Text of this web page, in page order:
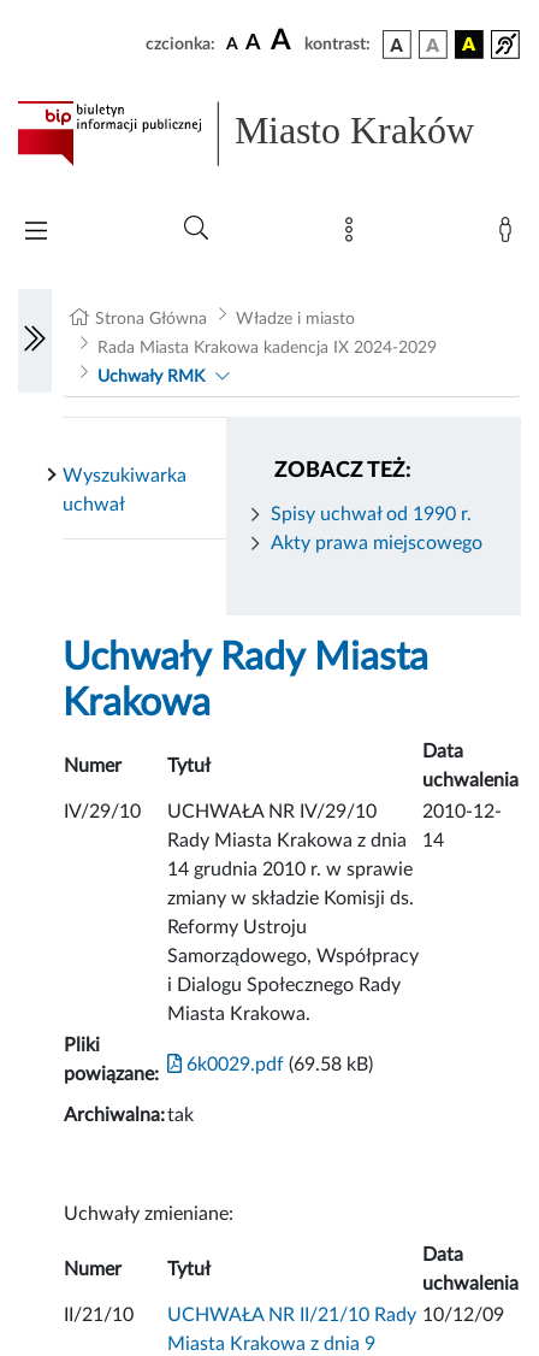
czcionka: A A A kontrast:
Miasto Kraków
Strona Główna
Władze i miasto
Rada Miasta Krakowa kadencja IX 2024-2029
Uchwały RMK
ZOBACZ TEŻ:
Spisy uchwał od 1990 r.
Akty prawa miejscowego
Wyszukiwarka
uchwał
Uchwały Rady Miasta
Krakowa
Numer Tytuł
Data
uchwalenia
IV/29/10
UCHWAŁA NR IV/29/10
Rady Miasta Krakowa z dnia
14 grudnia 2010 r. w sprawie
zmiany w składzie Komisji ds.
Reformy Ustroju
Samorządowego, Współpracy
i Dialogu Społecznego Rady
Miasta Krakowa.
2010-12-
14
Pliki
powiązane:
6k0029.pdf (69.58 kB)
Archiwalna:tak
Uchwały zmieniane:
Numer Tytuł
Data
uchwalenia
II/21/10
UCHWAŁA NR II/21/10 Rady
Miasta Krakowa z dnia 9
10/12/09